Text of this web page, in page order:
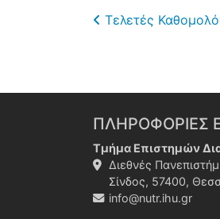
Post
Τελετές
ΠΛΗΡΟΦΟΡΙΕΣ
Τμήμα Επιστημών
Διεθνές
Σίνδος, 57400,
info@nutr.ihu.gr